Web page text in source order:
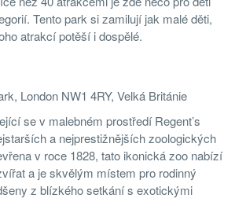
Tento park si zamilují jak malé děti,
atrakcí potěší i dospělé.
London NW1 4RY, Velká Británie
se v malebném prostředí Regent’s
a nejprestižnějších zoologických
v roce 1828, tato ikonická zoo nabízí
a je skvělým místem pro rodinný
z blízkého setkání s exotickými